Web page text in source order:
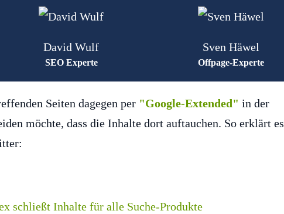
David Wulf
SEO Experte
Sven Häwel
Offpage-Experte
Seiten dagegen per "Google-Extended" in der
möchte, dass die Inhalte dort auftauchen. So erklärt es